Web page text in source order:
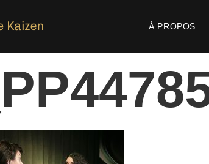
À PROPOS